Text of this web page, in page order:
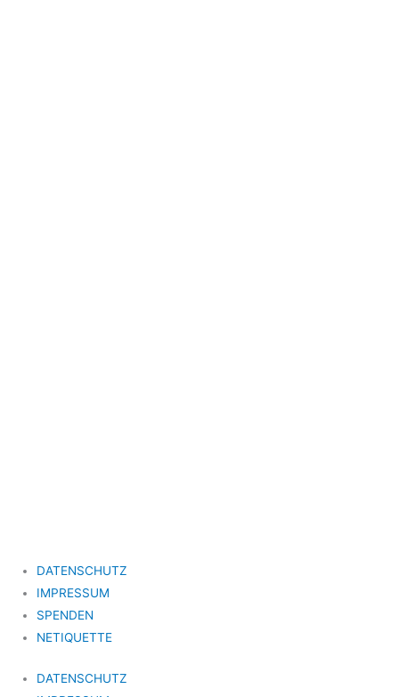
DATENSCHUTZ
IMPRESSUM
SPENDEN
NETIQUETTE
DATENSCHUTZ